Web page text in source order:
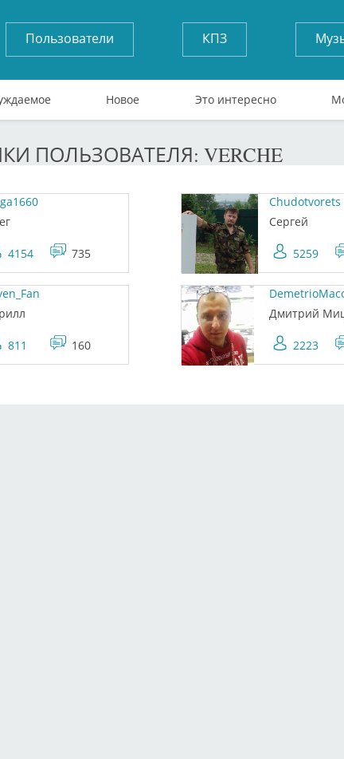
Пользователи КПЗ
Новое Это интересно
ПОЛЬЗОВАТЕЛЯ: VERCHE
4154 735
Chudotvorets
Сергей
5259
811 160
Дмитрий
2223